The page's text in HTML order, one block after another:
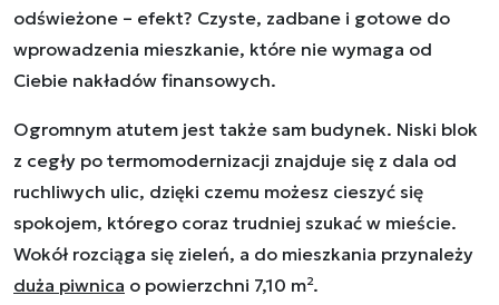
odświeżone – efekt? Czyste, zadbane i gotowe do
wprowadzenia mieszkanie, które nie wymaga od
Ciebie nakładów finansowych.
Ogromnym atutem jest także sam budynek. Niski blok
z cegły po termomodernizacji znajduje się z dala od
ruchliwych ulic, dzięki czemu możesz cieszyć się
spokojem, którego coraz trudniej szukać w mieście.
Wokół rozciąga się zieleń, a do mieszkania przynależy
duża piwnica o powierzchni 7,10 m².